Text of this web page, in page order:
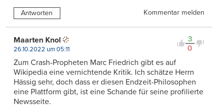
Antworten Kommentar melden
3
0
Maarten Knol
26.10.2022 um 05:11
Zum Crash-Propheten Marc Friedrich gibt es auf
Wikipedia eine vernichtende Kritik. Ich schätze Herrn
Hässig sehr, doch dass er diesen Endzeit-Philosophen
eine Plattform gibt, ist eine Schande für seine profilierte
Newsseite.